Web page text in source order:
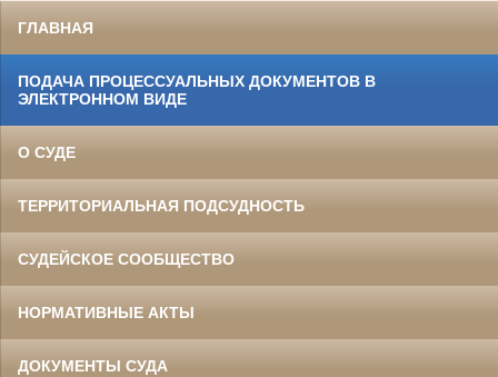
ГЛАВНАЯ
ПОДАЧА ПРОЦЕССУАЛЬНЫХ ДОКУМЕНТОВ В
ЭЛЕКТРОННОМ ВИДЕ
О СУДЕ
ТЕРРИТОРИАЛЬНАЯ ПОДСУДНОСТЬ
СУДЕЙСКОЕ СООБЩЕСТВО
НОРМАТИВНЫЕ АКТЫ
ДОКУМЕНТЫ СУДА